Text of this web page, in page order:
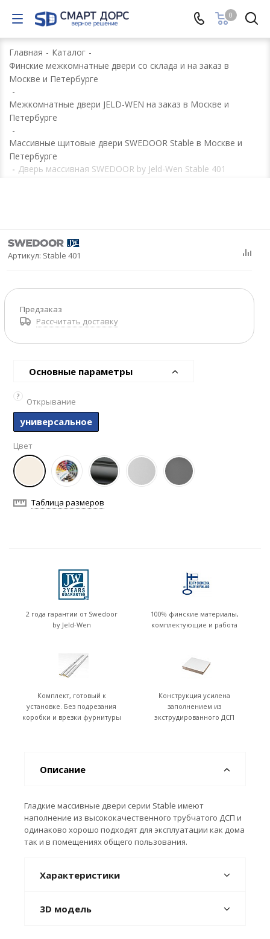
0
Главная - Каталог -
Финские межкомнатные двери со склада и на заказ в
Москве и Петербурге
-
Межкомнатные двери JELD-WEN на заказ в Москве и
Петербурге
-
Массивные щитовые двери SWEDOOR Stable в Москве и
Петербурге
- Дверь массивная SWEDOOR by Jeld-Wen Stable 401
Артикул: Stable 401
Предзаказ
Рассчитать доставку
Основные параметры
?
Открывание
универсальное
Цвет
Таблица размеров
2 года гарантии от Swedoor
by Jeld-Wen
100% финские материалы,
комплектующие и работа
Комплект, готовый к
установке. Без подрезания
коробки и врезки фурнитуры
Конструкция усилена
заполнением из
экструдированного ДСП
Описание
Гладкие массивные двери серии Stable имеют
наполнение из высококачественного трубчатого ДСП и
одинаково хорошо подходят для эксплуатации как дома
так и в помещениях общего пользования.
Характеристики
3D модель